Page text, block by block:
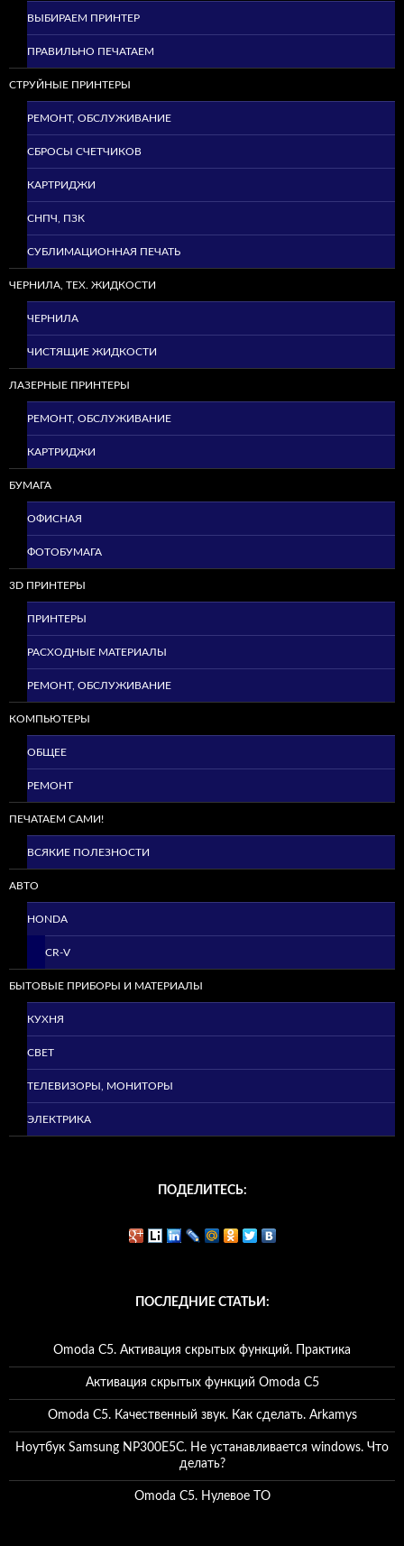
ВЫБИРАЕМ ПРИНТЕР
ПРАВИЛЬНО ПЕЧАТАЕМ
СТРУЙНЫЕ ПРИНТЕРЫ
РЕМОНТ, ОБСЛУЖИВАНИЕ
СБРОСЫ СЧЕТЧИКОВ
КАРТРИДЖИ
СНПЧ, ПЗК
СУБЛИМАЦИОННАЯ ПЕЧАТЬ
ЧЕРНИЛА, ТЕХ. ЖИДКОСТИ
ЧЕРНИЛА
ЧИСТЯЩИЕ ЖИДКОСТИ
ЛАЗЕРНЫЕ ПРИНТЕРЫ
РЕМОНТ, ОБСЛУЖИВАНИЕ
КАРТРИДЖИ
БУМАГА
ОФИСНАЯ
ФОТОБУМАГА
3D ПРИНТЕРЫ
ПРИНТЕРЫ
РАСХОДНЫЕ МАТЕРИАЛЫ
РЕМОНТ, ОБСЛУЖИВАНИЕ
КОМПЬЮТЕРЫ
ОБЩЕЕ
РЕМОНТ
ПЕЧАТАЕМ САМИ!
ВСЯКИЕ ПОЛЕЗНОСТИ
АВТО
HONDA
CR-V
БЫТОВЫЕ ПРИБОРЫ И МАТЕРИАЛЫ
КУХНЯ
СВЕТ
ТЕЛЕВИЗОРЫ, МОНИТОРЫ
ЭЛЕКТРИКА
ПОДЕЛИТЕСЬ:
ПОСЛЕДНИЕ СТАТЬИ:
Omoda C5. Активация скрытых функций. Практика
Активация скрытых функций Omoda C5
Omoda C5. Качественный звук. Как сделать. Arkamys
Ноутбук Samsung NP300E5C. Не устанавливается windows. Что
делать?
Omoda C5. Нулевое ТО